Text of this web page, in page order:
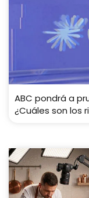
ABC pondrá a
¿Cuáles son los